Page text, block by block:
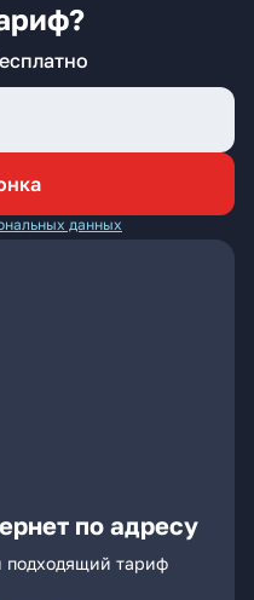
данных
по адресу
подходящий тариф